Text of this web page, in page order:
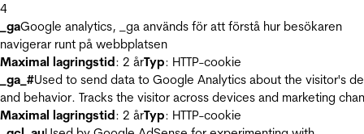
4
_gaGoogle analytics, _ga används för att förstå hur besökaren
navigerar runt på webbplatsen
Maximal lagringstid: 2 årTyp: HTTP-cookie
_ga_#Used to send data to Google Analytics about the visitor's
and behavior. Tracks the visitor across devices and marketing
Maximal lagringstid: 2 årTyp: HTTP-cookie